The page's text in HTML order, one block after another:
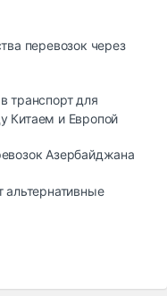
перевозок через
транспорт для
Китаем и Европой
Азербайджана
альтернативные